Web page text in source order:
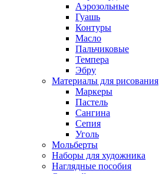
Аэрозольные
Гуашь
Контуры
Масло
Пальчиковые
Темпера
Эбру
Материалы для рисования
Маркеры
Пастель
Сангина
Сепия
Уголь
Мольберты
Наборы для художника
Наглядные пособия